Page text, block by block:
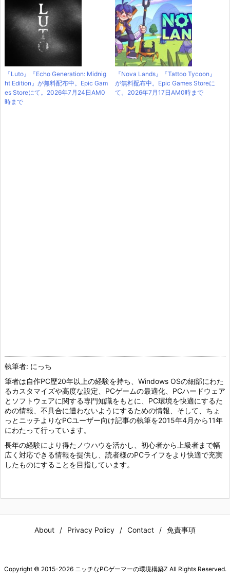
『Luto』『Echo Generation: Midnig
ht Edition』が無料配布中。Epic Gam
es Storeにて。2026年7月24日AM0
時まで
『Nova Lands』『Tattoo Tycoon』
が無料配布中。Epic Games Storeに
て。2026年7月17日AM0時まで
執筆者: にっち
筆者は自作PC歴20年以上の経験を持ち、Windows OSの細部にわた
るカスタマイズや高度な設定、PCゲームの最適化、PCハードウェア
とソフトウェアに関する専門知識をもとに、PC環境を快適にするた
めの情報、不具合に遭わないようにするための情報、そして、ちょ
っとニッチよりなPCユーザー向け記事の執筆を2015年4月から11年
にわたって行っています。
長年の経験により得たノウハウを活かし、初心者から上級者まで幅
広く対応できる情報を提供し、読者様のPCライフをより快適で充実
したものにすることを目指しています。
About Privacy Policy Contact 免責事項
Copyright © 2015-2026 ニッチなPCゲーマーの環境構築Z All Rights Reserved.